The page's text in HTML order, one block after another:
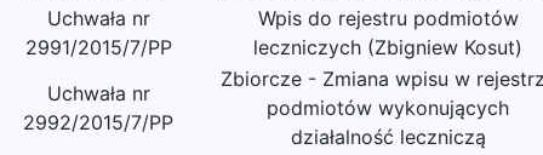
Uchwała nr
2991/2015/7/PP
Wpis do rejestru podmiotów
leczniczych (Zbigniew Kosut)
Uchwała nr
2992/2015/7/PP
Zbiorcze - Zmiana wpisu w
podmiotów wykonujących
działalność leczniczą